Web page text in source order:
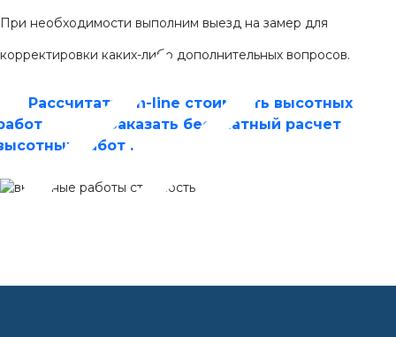
При необходимости выполним выезд на замер для
корректировки каких-либо дополнительных вопросов.
Рассчитать On-line стоимость высотных
Заказать бесплатный расчет
работ .